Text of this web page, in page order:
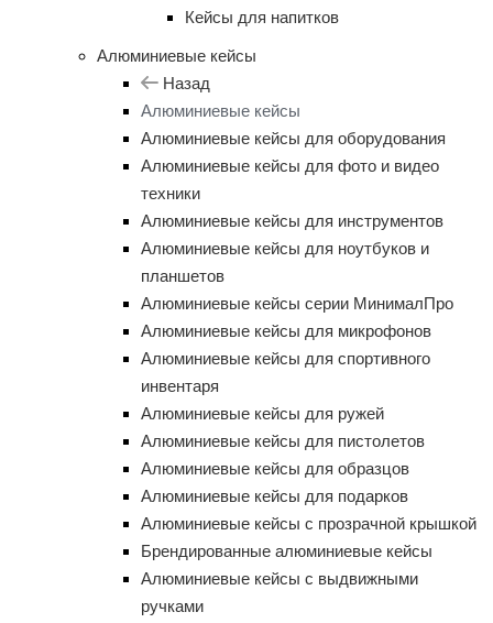
Кейсы для напитков
Алюминиевые кейсы
Назад
Алюминиевые кейсы
Алюминиевые кейсы для оборудования
Алюминиевые кейсы для фото и видео
техники
Алюминиевые кейсы для инструментов
Алюминиевые кейсы для ноутбуков и
планшетов
Алюминиевые кейсы серии МинималПро
Алюминиевые кейсы для микрофонов
Алюминиевые кейсы для спортивного
инвентаря
Алюминиевые кейсы для ружей
Алюминиевые кейсы для пистолетов
Алюминиевые кейсы для образцов
Алюминиевые кейсы для подарков
Алюминиевые кейсы с прозрачной крышкой
Брендированные алюминиевые кейсы
Алюминиевые кейсы с выдвижными
ручками